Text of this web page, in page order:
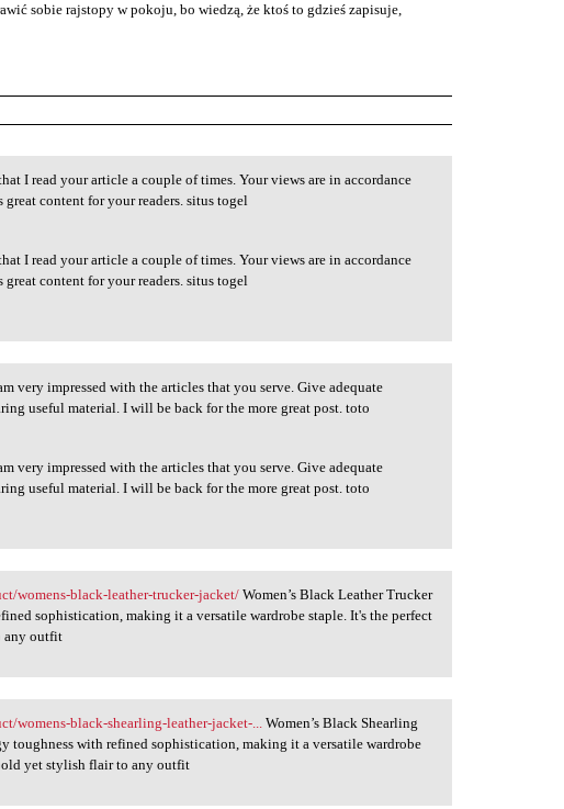
sobie rajstopy w pokoju, bo wiedzą, że ktoś to gdzieś zapisuje,
I read your article a couple of times. Your views are in accordance
content for your readers. situs togel
I read your article a couple of times. Your views are in accordance
content for your readers. situs togel
very impressed with the articles that you serve. Give adequate
useful material. I will be back for the more great post. toto
very impressed with the articles that you serve. Give adequate
useful material. I will be back for the more great post. toto
womens-black-leather-trucker-jacket/Women’s Black Leather Trucker
sophistication, making it a versatile wardrobe staple. It's the perfect
any outfit
womens-black-shearling-leather-jacket-...
Women’s Black Shearling
toughness with refined sophistication, making it a versatile wardrobe
yet stylish flair to any outfit